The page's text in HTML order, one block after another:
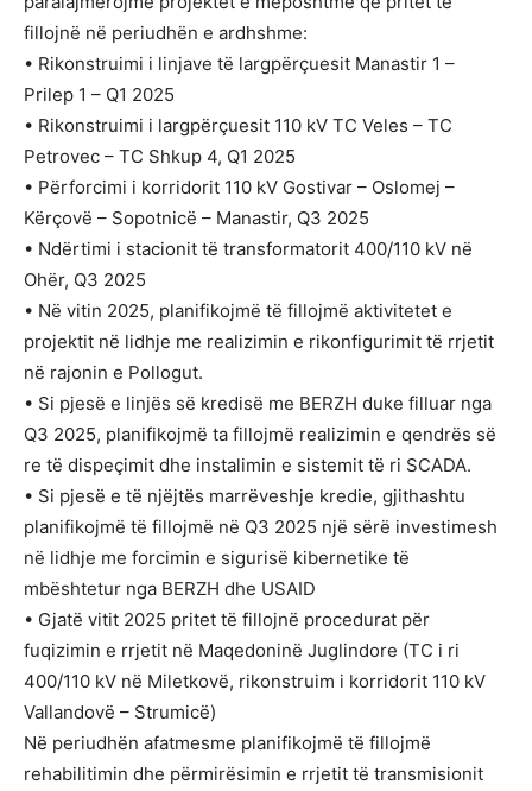
fillojnë në periudhën e ardhshme:
• Rikonstruimi i linjave të largpërçuesit Manastir 1 –
Prilep 1 – Q1 2025
• Rikonstruimi i largpërçuesit 110 kV TC Veles – TC
Petrovec – TC Shkup 4, Q1 2025
• Përforcimi i korridorit 110 kV Gostivar – Oslomej –
Kërçovë – Sopotnicë – Manastir, Q3 2025
• Ndërtimi i stacionit të transformatorit 400/110 kV në
Ohër, Q3 2025
• Në vitin 2025, planifikojmë të fillojmë aktivitetet e
projektit në lidhje me realizimin e rikonfigurimit të rrjetit
në rajonin e Pollogut.
• Si pjesë e linjës së kredisë me BERZH duke filluar nga
Q3 2025, planifikojmë ta fillojmë realizimin e qendrës së
re të dispeçimit dhe instalimin e sistemit të ri SCADA.
• Si pjesë e të njëjtës marrëveshje kredie, gjithashtu
planifikojmë të fillojmë në Q3 2025 një sërë investimesh
në lidhje me forcimin e sigurisë kibernetike të
mbështetur nga BERZH dhe USAID
• Gjatë vitit 2025 pritet të fillojnë procedurat për
fuqizimin e rrjetit në Maqedoninë Juglindore (TC i ri
400/110 kV në Miletkovë, rikonstruim i korridorit 110 kV
Vallandovë – Strumicë)
Në periudhën afatmesme planifikojmë të fillojmë
rehabilitimin dhe përmirësimin e rrjetit të transmisionit